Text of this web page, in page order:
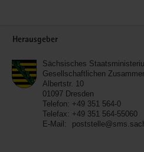
Herausgeber
Sächsisches
Gesellschaftlichen
Albertstr. 10
01097 Dresden
Telefon: +49 351 564-0
Telefax: +49 351 564-55060
E-Mail: